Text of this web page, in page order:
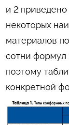
и 2
некоторых
материалов
сотни формул
поэтому
конкретной